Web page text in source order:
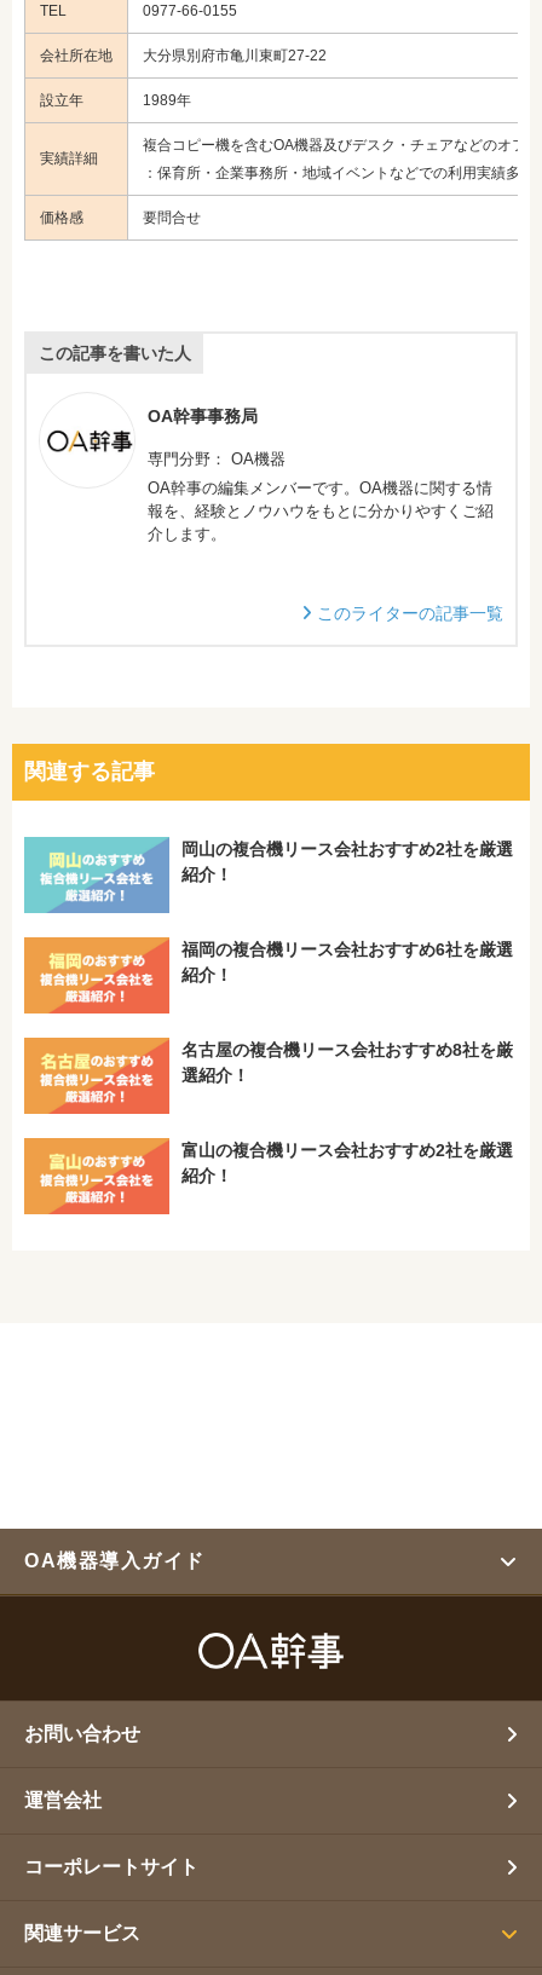
TEL 0977-66-0155
会社所在地 大分県別府市亀川東町27-22
設立年 1989年
実績詳細
複合コピー機を含むOA機器及びデスク・チェアなどのオフ
：保育所・企業事務所・地域イベントなどでの利用実績多数
価格感 要問合せ
この記事を書いた人
OA幹事事務局
専門分野： OA機器
OA幹事の編集メンバーです。OA機器に関する情
報を、経験とノウハウをもとに分かりやすくご紹
介します。
このライターの記事一覧
関連する記事
岡山の複合機リース会社おすすめ2社を厳選
紹介！
福岡の複合機リース会社おすすめ6社を厳選
紹介！
名古屋の複合機リース会社おすすめ8社を厳
選紹介！
富山の複合機リース会社おすすめ2社を厳選
紹介！
OA機器導入ガイド
お問い合わせ
運営会社
コーポレートサイト
関連サービス